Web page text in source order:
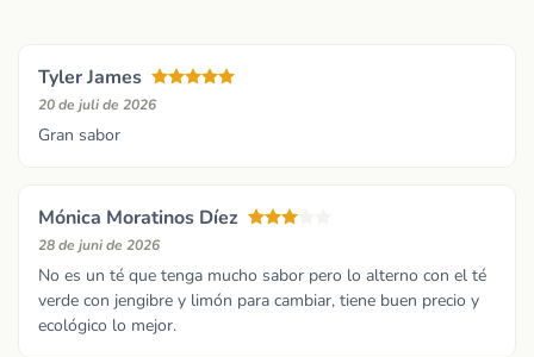
Tyler James
20 de juli de 2026
Gran sabor
Mónica Moratinos Díez
28 de juni de 2026
No es un té que tenga mucho sabor pero lo alterno con el té
verde con jengibre y limón para cambiar, tiene buen precio y
ecológico lo mejor.